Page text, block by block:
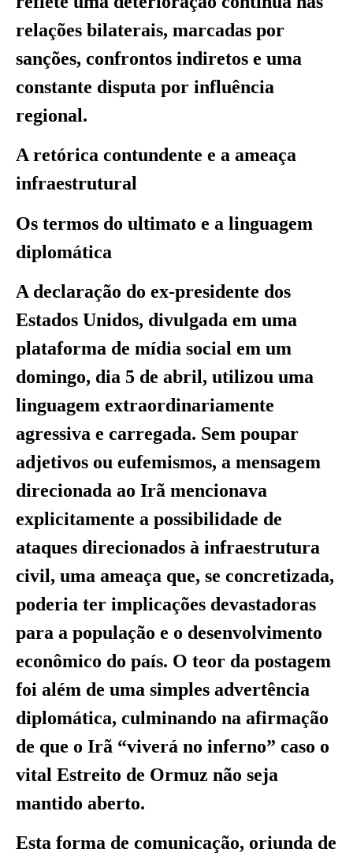
relações bilaterais, marcadas por
sanções, confrontos indiretos e uma
constante disputa por influência
regional.
A retórica contundente e a ameaça
infraestrutural
Os termos do ultimato e a linguagem
diplomática
A declaração do ex-presidente dos
Estados Unidos, divulgada em uma
plataforma de mídia social em um
domingo, dia 5 de abril, utilizou uma
linguagem extraordinariamente
agressiva e carregada. Sem poupar
adjetivos ou eufemismos, a mensagem
direcionada ao Irã mencionava
explicitamente a possibilidade de
ataques direcionados à infraestrutura
civil, uma ameaça que, se concretizada,
poderia ter implicações devastadoras
para a população e o desenvolvimento
econômico do país. O teor da postagem
foi além de uma simples advertência
diplomática, culminando na afirmação
de que o Irã “viverá no inferno” caso o
vital Estreito de Ormuz não seja
mantido aberto.
Esta forma de comunicação, oriunda de